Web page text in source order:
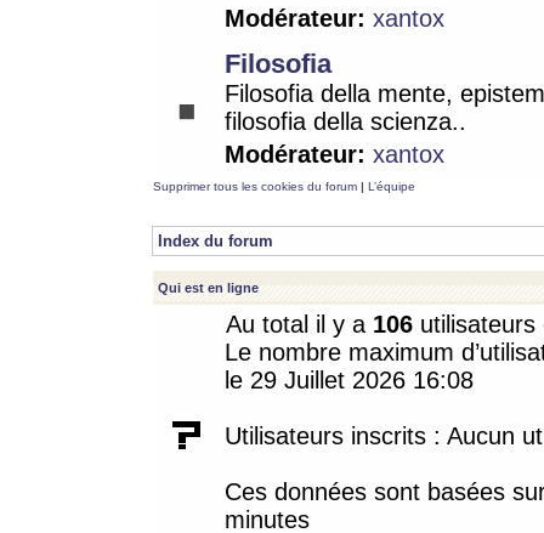
Modérateur: xantox
Filosofia
Filosofia della mente,
filosofia della scienza..
Modérateur: xantox
Supprimer tous les cookies du forum | L’équipe
Index du forum
Qui est en ligne
Au total il y a 106
Le nombre maximum
le 29 Juillet 2026 16:08
Utilisateurs inscrits : Aucun
Ces données sont basées
minutes